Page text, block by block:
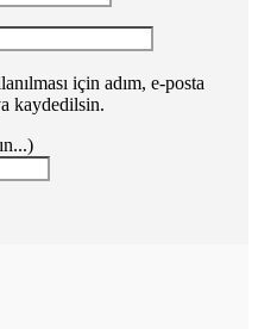
için adım, e-posta
kaydedilsin.